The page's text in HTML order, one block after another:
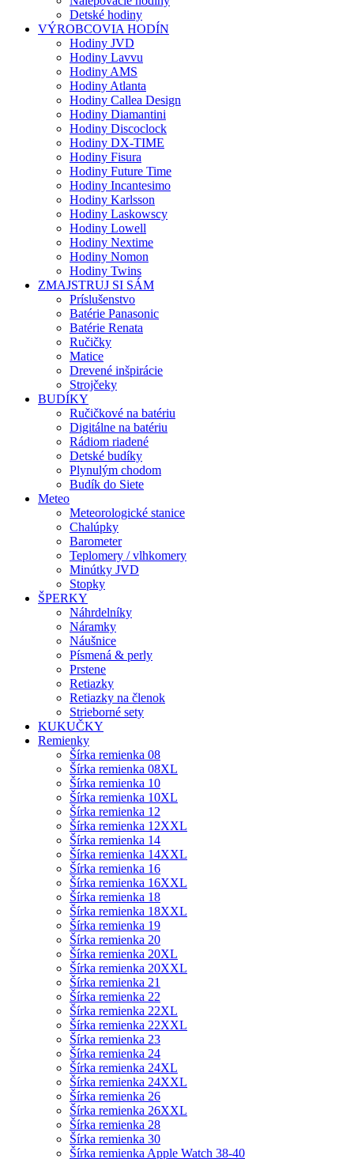
Detské hodiny
VÝROBCOVIA HODÍN
Hodiny JVD
Hodiny Lavvu
Hodiny AMS
Hodiny Atlanta
Hodiny Callea Design
Hodiny Diamantini
Hodiny Discoclock
Hodiny DX-TIME
Hodiny Fisura
Hodiny Future Time
Hodiny Incantesimo
Hodiny Karlsson
Hodiny Laskowscy
Hodiny Lowell
Hodiny Nextime
Hodiny Nomon
Hodiny Twins
ZMAJSTRUJ SI SÁM
Príslušenstvo
Batérie Panasonic
Batérie Renata
Ručičky
Matice
Drevené inšpirácie
Strojčeky
BUDÍKY
Ručičkové na batériu
Digitálne na batériu
Rádiom riadené
Detské budíky
Plynulým chodom
Budík do Siete
Meteo
Meteorologické stanice
Chalúpky
Barometer
Teplomery / vlhkomery
Minútky JVD
Stopky
ŠPERKY
Náhrdelníky
Náramky
Náušnice
Písmená & perly
Prstene
Retiazky
Retiazky na členok
Strieborné sety
KUKUČKY
Remienky
Šírka remienka 08
Šírka remienka 08XL
Šírka remienka 10
Šírka remienka 10XL
Šírka remienka 12
Šírka remienka 12XXL
Šírka remienka 14
Šírka remienka 14XXL
Šírka remienka 16
Šírka remienka 16XXL
Šírka remienka 18
Šírka remienka 18XXL
Šírka remienka 19
Šírka remienka 20
Šírka remienka 20XL
Šírka remienka 20XXL
Šírka remienka 21
Šírka remienka 22
Šírka remienka 22XL
Šírka remienka 22XXL
Šírka remienka 23
Šírka remienka 24
Šírka remienka 24XL
Šírka remienka 24XXL
Šírka remienka 26
Šírka remienka 26XXL
Šírka remienka 28
Šírka remienka 30
Šírka remienka Apple Watch 38-40